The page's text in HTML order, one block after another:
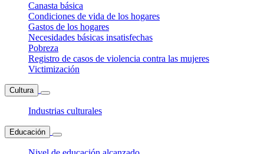
Canasta básica
Condiciones de vida de los hogares
Gastos de los hogares
Necesidades básicas insatisfechas
Pobreza
Registro de casos de violencia contra las mujeres
Victimización
Cultura
Industrias culturales
Educación